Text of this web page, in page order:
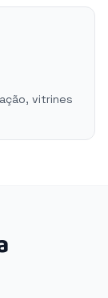
vitrines